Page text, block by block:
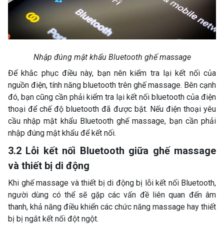
Nhập đúng mật khẩu Bluetooth ghế massage
Để khắc phục điều này, bạn nên kiểm tra lại kết nối của
nguồn điện, tính năng bluetooth trên ghế massage. Bên cạnh
đó, bạn cũng cần phải kiểm tra lại kết nối bluetooth của điện
thoại để chế độ bluetooth đã được bật. Nếu điện thoại yêu
cầu nhập mật khẩu Bluetooth ghế massage, bạn cần phải
nhập đúng mật khẩu để kết nối.
3.2 Lỗi kết nối Bluetooth giữa ghế massage
và thiết bị di động
Khi ghế massage và thiết bị di động bị lỗi kết nối Bluetooth,
người dùng có thể sẽ gặp các vấn đề liên quan đến âm
thanh, khả năng điều khiển các chức năng massage hay thiết
bị bị ngắt kết nối đột ngột.